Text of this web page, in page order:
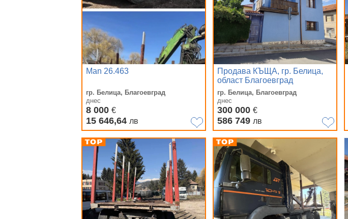
Man 26.463
гр. Белица, Благоевград
днес
8 000 €
15 646,64 лв
Продава КЪЩА, гр. Белица,
област Благоевград
гр. Белица, Благоевград
днес
300 000 €
586 749 лв